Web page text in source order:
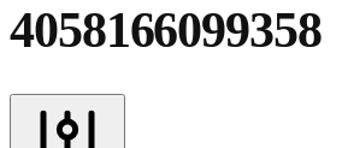
4058166099358